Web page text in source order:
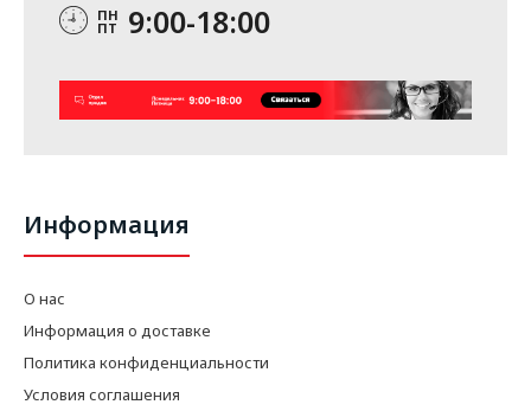
ПН
ПТ 9:00-18:00
Информация
О нас
Информация о доставке
Политика конфиденциальности
Условия соглашения